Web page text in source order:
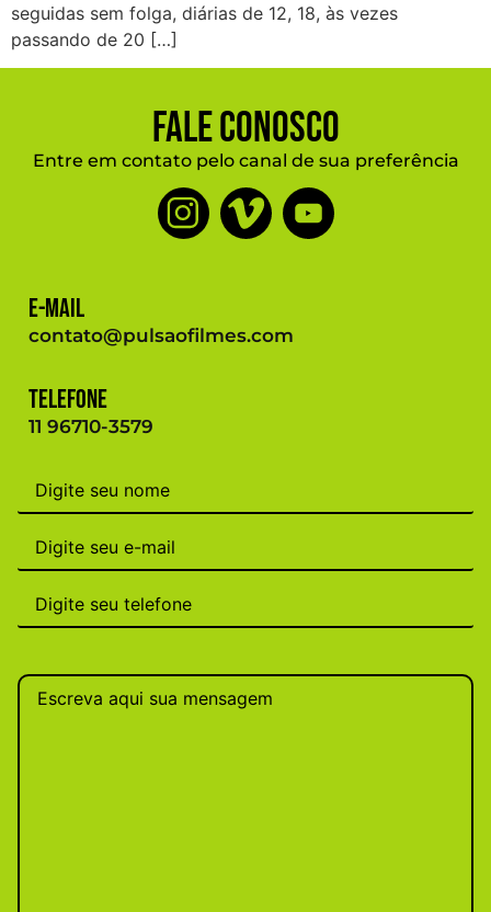
seguidas sem folga, diárias de 12, 18, às vezes
passando de 20 […]
Fale Conosco
Entre em contato pelo canal de sua preferência
E-mail
contato@pulsaofilmes.com
Telefone
11 96710-3579